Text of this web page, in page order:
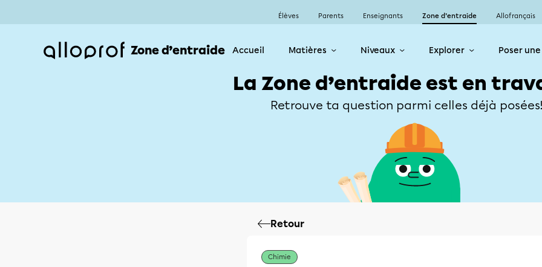
Élèves Parents Enseignants Zone d’entraide Allofrançais
Zone d’entraide Accueil Matières Niveaux Explorer Poser
La Zone d’entraide est en
Retrouve ta question parmi celles déjà
Retour
Chimie